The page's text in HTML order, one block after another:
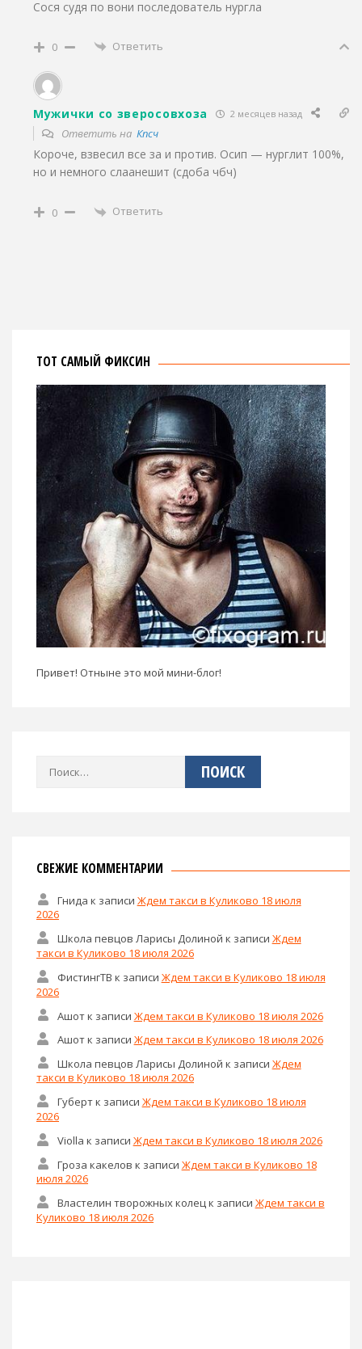
Сося судя по вони последователь нургла
0 Ответить
Мужички со зверосовхоза 2 месяцев назад
Ответить на Кпсч
Короче, взвесил все за и против. Осип — нурглит 100%,
но и немного слаанешит (сдоба чбч)
0 Ответить
ТОТ САМЫЙ ФИКСИН
Привет! Отныне это мой мини-блог!
Найти:
СВЕЖИЕ КОММЕНТАРИИ
Гнида к записи Ждем такси в Куликово 18 июля
2026
Школа певцов Ларисы Долиной к записи Ждем
такси в Куликово 18 июля 2026
ФистингТВ к записи Ждем такси в Куликово 18 июля
2026
Ашотк записи Ждем такси в Куликово 18 июля 2026
Ашотк записи Ждем такси в Куликово 18 июля 2026
Школа певцов Ларисы Долиной к записи Ждем
такси в Куликово 18 июля 2026
Губертк записи Ждем такси в Куликово 18 июля
2026
Violla к записи Ждем такси в Куликово 18 июля 2026
Гроза какелов к записи Ждем такси в Куликово 18
июля 2026
Властелин творожных колецк записи Ждем такси в
Куликово 18 июля 2026